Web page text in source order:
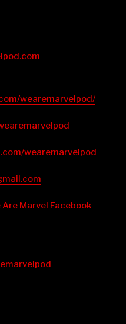
wearemarvelpod/⁠⁠⁠⁠⁠⁠⁠⁠⁠⁠⁠⁠⁠⁠⁠⁠⁠⁠⁠⁠⁠⁠⁠⁠⁠⁠⁠⁠⁠⁠⁠⁠⁠⁠⁠⁠⁠⁠⁠⁠⁠⁠⁠⁠⁠⁠⁠
wearemarvelpod⁠⁠⁠⁠⁠⁠⁠⁠⁠⁠⁠⁠⁠⁠⁠⁠⁠⁠⁠⁠⁠⁠⁠⁠⁠⁠⁠⁠⁠⁠⁠⁠⁠⁠⁠⁠⁠⁠⁠⁠⁠⁠⁠⁠⁠⁠⁠
Are Marvel Facebook